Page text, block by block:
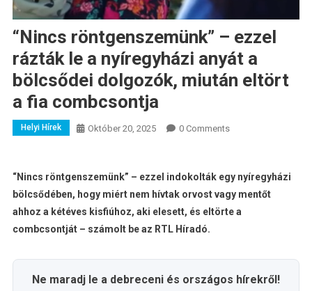
“Nincs röntgenszemünk” – ezzel
rázták le a nyíregyházi anyát a
bölcsődei dolgozók, miután eltört
a fia combcsontja
Helyi Hírek Október 20, 2025 0 Comments
“Nincs röntgenszemünk” – ezzel indokolták egy nyíregyházi
bölcsődében, hogy miért nem hívtak orvost vagy mentőt
ahhoz a kétéves kisfiúhoz, aki elesett, és eltörte a
combcsontját – számolt be az RTL Híradó.
Ne maradj le a debreceni és országos hírekről!